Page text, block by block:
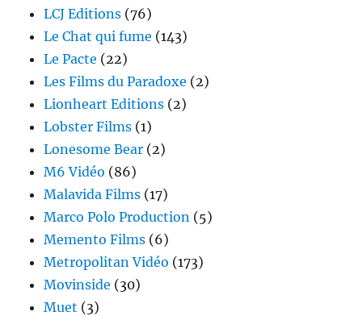
LCJ Editions (76)
Le Chat qui fume (143)
Le Pacte (22)
Les Films du Paradoxe (2)
Lionheart Editions (2)
Lobster Films (1)
Lonesome Bear (2)
M6 Vidéo (86)
Malavida Films (17)
Marco Polo Production (5)
Memento Films (6)
Metropolitan Vidéo (173)
Movinside (30)
Muet (3)